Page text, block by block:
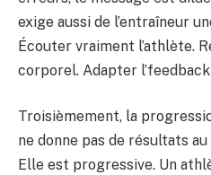
exige aussi de l’entraîneur
Écouter vraiment l’athlète.
corporel. Adapter
Troisièmement, la
ne donne pas de résultats
Elle est progressive. Un